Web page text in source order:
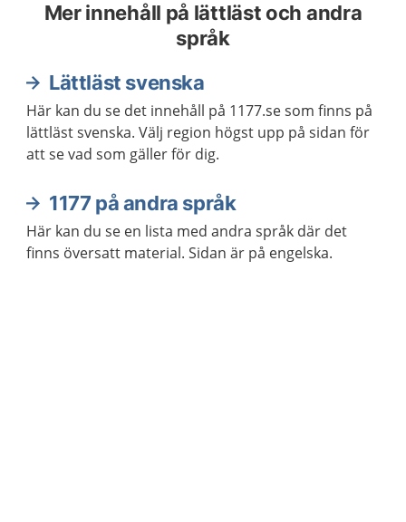
Mer innehåll på lättläst och andra
språk
Lättläst svenska
Här kan du se det innehåll på 1177.se som finns på
lättläst svenska. Välj region högst upp på sidan för
att se vad som gäller för dig.
1177 på andra språk
Här kan du se en lista med andra språk där det
finns översatt material. Sidan är på engelska.